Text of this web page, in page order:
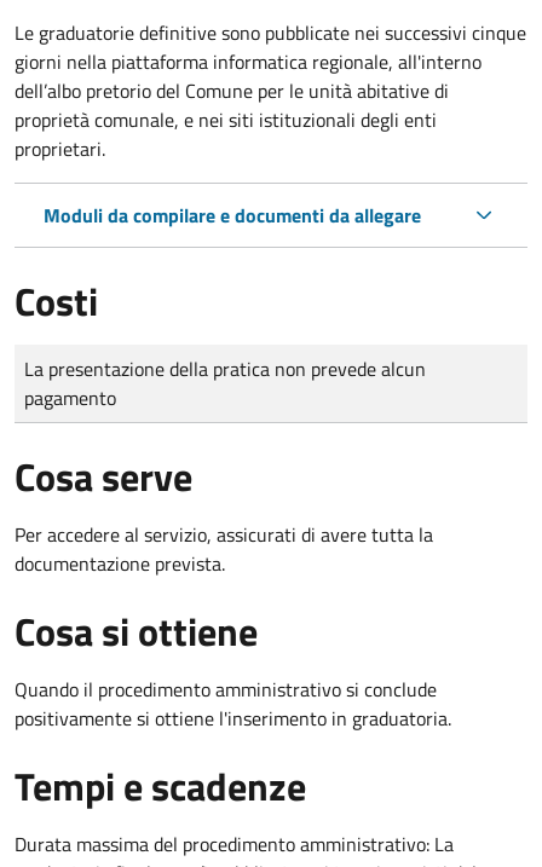
Le graduatorie definitive sono pubblicate nei successivi cinque
giorni nella piattaforma informatica regionale, all'interno
dell’albo pretorio del Comune per le unità abitative di
proprietà comunale, e nei siti istituzionali degli enti
proprietari.
Moduli da compilare e documenti da allegare
Costi
Tipo di pagamento
Importo
La presentazione della pratica non prevede alcun
pagamento
Cosa serve
Per accedere al servizio, assicurati di avere tutta la
documentazione prevista.
Cosa si ottiene
Quando il procedimento amministrativo si conclude
positivamente si ottiene l'inserimento in graduatoria.
Tempi e scadenze
Durata massima del procedimento amministrativo: La